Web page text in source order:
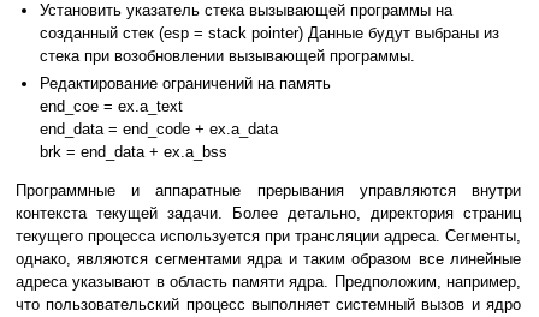
Установить указатель стека вызывающей программы на
созданный стек (esp = stack pointer) Данные будут выбраны из
стека при возобновлении вызывающей программы.
Редактирование ограничений на память
end_coe = ex.a_text
end_data = end_code + ex.a_data
brk = end_data + ex.a_bss
Программные и аппаратные прерывания управляются внутри
контекста текущей задачи. Более детально, директория страниц
текущего процесса используется при трансляции адреса. Сегменты,
однако, являются сегментами ядра и таким образом все линейные
адреса указывают в область памяти ядра. Предположим, например,
что пользовательский процесс выполняет системный вызов и ядро